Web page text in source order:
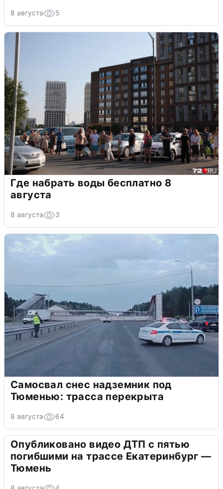
8 августа 5
Где набрать воды бесплатно 8
августа
8 августа 3
Самосвал снес надземник под
Тюменью: трасса перекрыта
8 августа 64
Опубликовано видео ДТП с пятью
погибшими на трассе Екатеринбург —
Тюмень